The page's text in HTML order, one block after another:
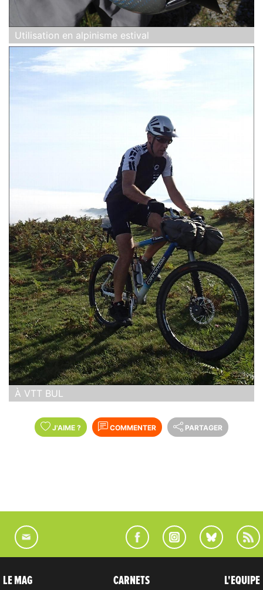
Utilisation en alpinisme estival
À VTT BUL
J'AIME ? COMMENTER PARTAGER
LE MAG CARNETS L'EQUIPE